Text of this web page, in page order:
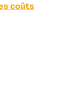
coûts